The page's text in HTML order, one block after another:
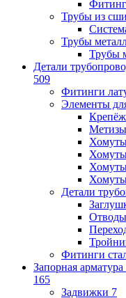
Трубы из
Трубы
Трубы
Детали
509
Фитинги
Элементы
Метизы
Детали
Отводы
Фитинги
Запорная
165
Задвижки 7